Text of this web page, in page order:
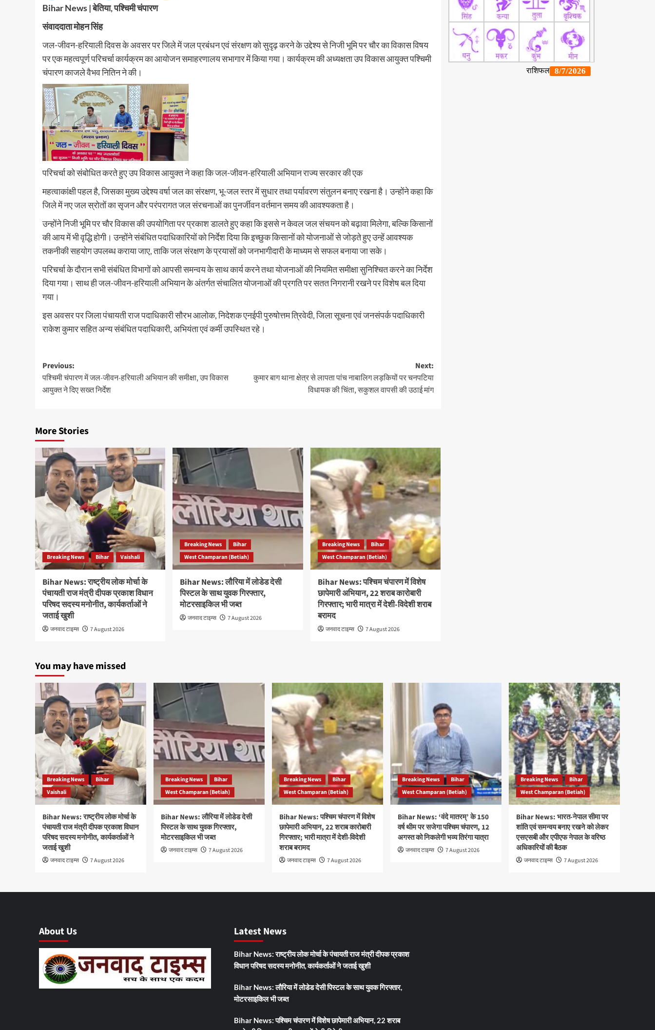
Bihar News | बेतिया, पश्चिमी चंपारण
संवाददाता मोहन सिंह
जल-जीवन-हरियाली दिवस के अवसर पर जिले में जल प्रबंधन एवं संरक्षण को सुदृढ़ करने के उद्देश्य से निजी भूमि पर चौर का विकास विषय
पर एक महत्वपूर्ण परिचर्चा कार्यक्रम का आयोजन समाहरणालय सभागार में किया गया। कार्यक्रम की अध्यक्षता उप विकास आयुक्त पश्चिमी
चंपारण काजले वैभव नितिन ने की।
परिचर्चा को संबोधित करते हुए उप विकास आयुक्त ने कहा कि जल-जीवन-हरियाली अभियान राज्य सरकार की एक
महत्वाकांक्षी पहल है, जिसका मुख्य उद्देश्य वर्षा जल का संरक्षण, भू-जल स्तर में सुधार तथा पर्यावरण संतुलन बनाए रखना है। उन्होंने कहा कि
जिले में नए जल स्रोतों का सृजन और परंपरागत जल संरचनाओं का पुनर्जीवन वर्तमान समय की आवश्यकता है।
उन्होंने निजी भूमि पर चौर विकास की उपयोगिता पर प्रकाश डालते हुए कहा कि इससे न केवल जल संचयन को बढ़ावा मिलेगा, बल्कि किसानों
की आय में भी वृद्धि होगी। उन्होंने संबंधित पदाधिकारियों को निर्देश दिया कि इच्छुक किसानों को योजनाओं से जोड़ते हुए उन्हें आवश्यक
तकनीकी सहयोग उपलब्ध कराया जाए, ताकि जल संरक्षण के प्रयासों को जनभागीदारी के माध्यम से सफल बनाया जा सके।
परिचर्चा के दौरान सभी संबंधित विभागों को आपसी समन्वय के साथ कार्य करने तथा योजनाओं की नियमित समीक्षा सुनिश्चित करने का निर्देश
दिया गया। साथ ही जल-जीवन-हरियाली अभियान के अंतर्गत संचालित योजनाओं की प्रगति पर सतत निगरानी रखने पर विशेष बल दिया
गया।
इस अवसर पर जिला पंचायती राज पदाधिकारी सौरभ आलोक, निदेशक एनईपी पुरुषोत्तम त्रिवेदी, जिला सूचना एवं जनसंपर्क पदाधिकारी
राकेश कुमार सहित अन्य संबंधित पदाधिकारी, अभियंता एवं कर्मी उपस्थित रहे।
Post
navigation
Previous:
पश्चिमी चंपारण में जल-जीवन-हरियाली अभियान की समीक्षा, उप विकास
आयुक्त ने दिए सख्त निर्देश
Next:
कुमार बाग थाना क्षेत्र से लापता पांच नाबालिग लड़कियों पर चनपटिया
विधायक की चिंता, सकुशल वापसी की उठाई मांग
More Stories
Breaking News Bihar Vaishali
Bihar News: राष्ट्रीय लोक मोर्चा के
पंचायती राज मंत्री दीपक प्रकाश विधान
परिषद सदस्य मनोनीत, कार्यकर्ताओं ने
जताई खुशी
जनवाद टाइम्स 7 August 2026
Breaking News
Bihar
West Champaran (Betiah)
Bihar News: लौरिया में लोडेड देसी
पिस्टल के साथ युवक गिरफ्तार,
मोटरसाइकिल भी जब्त
जनवाद टाइम्स 7 August 2026
Breaking News
Bihar
West Champaran (Betiah)
Bihar News: पश्चिम चंपारण में विशेष
छापेमारी अभियान, 22 शराब कारोबारी
गिरफ्तार; भारी मात्रा में देशी-विदेशी शराब
बरामद
जनवाद टाइम्स 7 August 2026
You may have missed
Breaking News
Bihar
Vaishali
Bihar News: राष्ट्रीय लोक मोर्चा के
पंचायती राज मंत्री दीपक प्रकाश विधान
परिषद सदस्य मनोनीत, कार्यकर्ताओं ने
जताई खुशी
जनवाद टाइम्स 7 August 2026
Breaking News
Bihar
West Champaran (Betiah)
Bihar News: लौरिया में लोडेड देसी
पिस्टल के साथ युवक गिरफ्तार,
मोटरसाइकिल भी जब्त
जनवाद टाइम्स 7 August 2026
Breaking News
Bihar
West Champaran (Betiah)
Bihar News: पश्चिम चंपारण में विशेष
छापेमारी अभियान, 22 शराब कारोबारी
गिरफ्तार; भारी मात्रा में देशी-विदेशी
शराब बरामद
जनवाद टाइम्स 7 August 2026
Breaking News
Bihar
West Champaran (Betiah)
Bihar News: ‘वंदे मातरम्’ के 150
वर्ष थीम पर सजेगा पश्चिम चंपारण, 12
अगस्त को निकलेगी भव्य तिरंगा यात्रा
जनवाद टाइम्स 7 August 2026
Breaking News
Bihar
West Champaran (Betiah)
Bihar News: भारत-नेपाल सीमा पर
शांति एवं समन्वय बनाए रखने को लेकर
एसएसबी और एपीएफ नेपाल के वरिष्ठ
अधिकारियों की बैठक
जनवाद टाइम्स 7 August 2026
About Us Latest News
Bihar News: राष्ट्रीय लोक मोर्चा के पंचायती राज मंत्री दीपक प्रकाश
विधान परिषद सदस्य मनोनीत, कार्यकर्ताओं ने जताई खुशी
Bihar News: लौरिया में लोडेड देसी पिस्टल के साथ युवक गिरफ्तार,
मोटरसाइकिल भी जब्त
Bihar News: पश्चिम चंपारण में विशेष छापेमारी अभियान, 22 शराब